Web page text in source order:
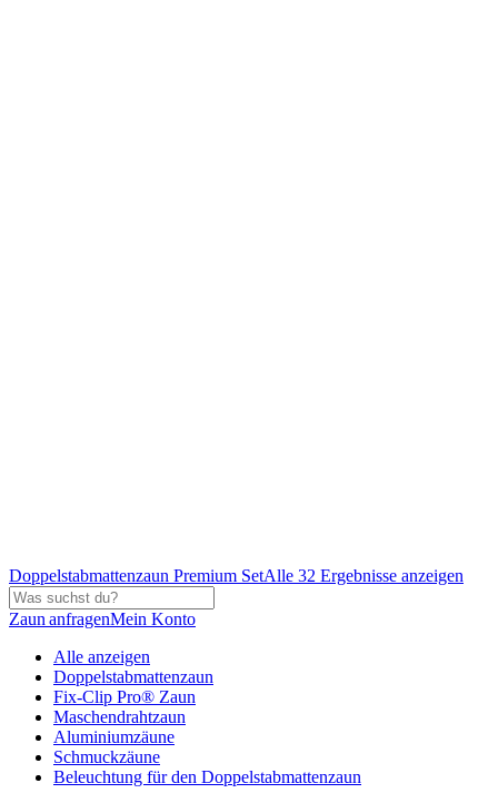
Doppelstabmattenzaun Premium SetAlle 32 Ergebnisse anzeigen
Zaun anfragenMein Konto
Alle anzeigen
Doppelstabmattenzaun
Fix-Clip Pro® Zaun
Maschendrahtzaun
Aluminiumzäune
Schmuckzäune
Beleuchtung für den Doppelstabmattenzaun